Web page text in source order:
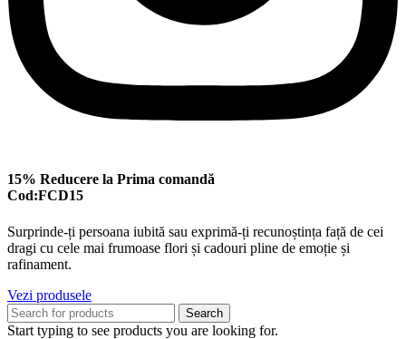
15% Reducere la Prima comandă
Cod:FCD15
Surprinde-ți persoana iubită sau exprimă-ți recunoștința față de cei
dragi cu cele mai frumoase flori și cadouri pline de emoție și
rafinament.
Vezi produsele
Search
Start typing to see products you are looking for.